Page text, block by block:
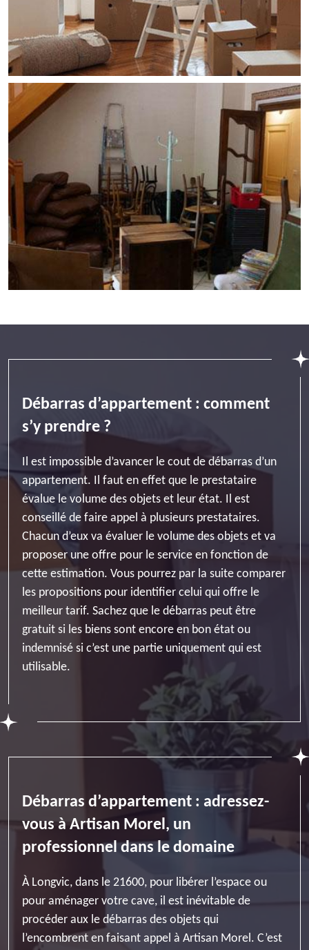
Débarras d’appartement : comment
s’y prendre ?
Il est impossible d’avancer le cout de débarras d’un
appartement. Il faut en effet que le prestataire
évalue le volume des objets et leur état. Il est
conseillé de faire appel à plusieurs prestataires.
Chacun d’eux va évaluer le volume des objets et va
proposer une offre pour le service en fonction de
cette estimation. Vous pourrez par la suite comparer
les propositions pour identifier celui qui offre le
meilleur tarif. Sachez que le débarras peut être
gratuit si les biens sont encore en bon état ou
indemnisé si c’est une partie uniquement qui est
utilisable.
Débarras d’appartement : adressez-
vous à Artisan Morel, un
professionnel dans le domaine
À Longvic, dans le 21600, pour libérer l’espace ou
pour aménager votre cave, il est inévitable de
procéder aux le débarras des objets qui
l’encombrent en faisant appel à Artisan Morel. C’est